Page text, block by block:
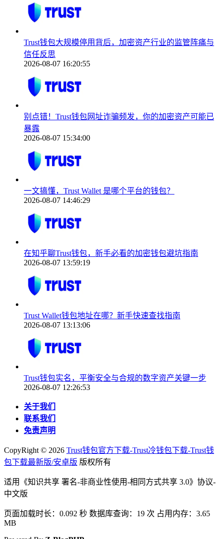
Trust钱包大规模停用背后，加密资产行业的监管阵痛与
信任反思
2026-08-07 16:20:55
别点错！Trust钱包网址诈骗频发，你的加密资产可能已
暴露
2026-08-07 15:34:00
一文搞懂，Trust Wallet 是哪个平台的钱包？
2026-08-07 14:46:29
在知乎聊Trust钱包，新手必看的加密钱包避坑指南
2026-08-07 13:59:19
Trust Wallet钱包地址在哪？新手快速查找指南
2026-08-07 13:13:06
Trust钱包实名，平衡安全与合规的数字资产关键一步
2026-08-07 12:26:53
关于我们
联系我们
免责声明
CopyRight © 2026 Trust钱包官方下载-Trust冷钱包下载-Trust钱
包下载最新版/安卓版 版权所有
适用《知识共享 署名-非商业性使用-相同方式共享 3.0》协议-
中文版
页面加载时长：0.092 秒 数据库查询：19 次 占用内存：3.65
MB